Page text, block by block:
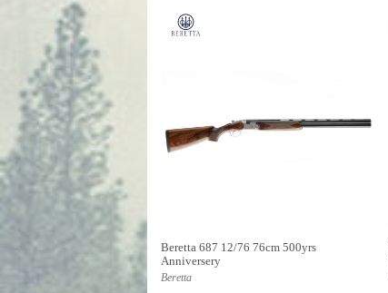
Beretta 687 12/76 76cm 500yrs
Anniversery
Beretta